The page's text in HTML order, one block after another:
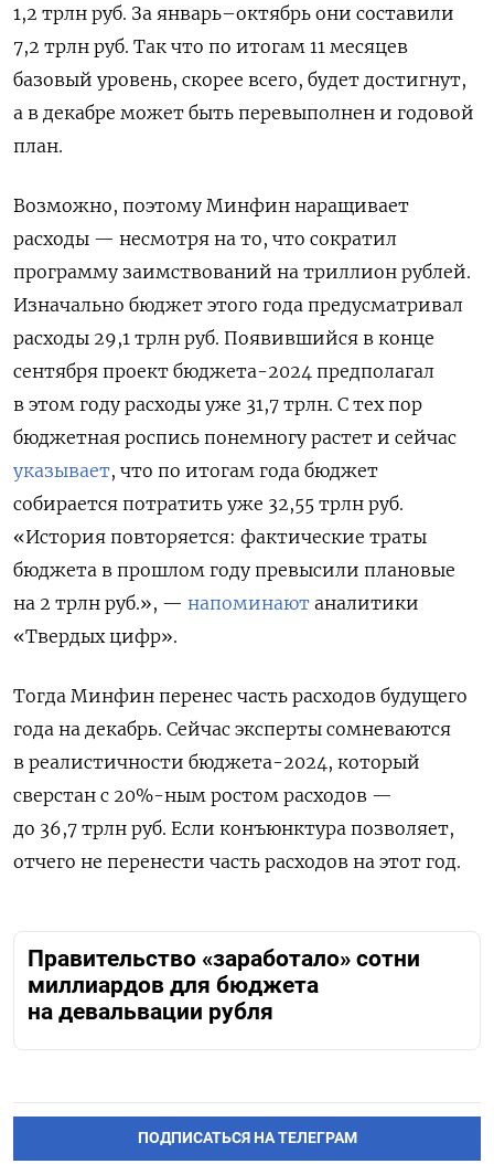
1,2 трлн руб. За январь–октябрь они составили
7,2 трлн руб. Так что по итогам 11 месяцев
базовый уровень, скорее всего, будет достигнут,
а в декабре может быть перевыполнен и годовой
план.
Возможно, поэтому Минфин наращивает
расходы — несмотря на то, что сократил
программу заимствований на триллион рублей.
Изначально бюджет этого года предусматривал
расходы 29,1 трлн руб. Появившийся в конце
сентября проект бюджета-2024 предполагал
в этом году расходы уже 31,7 трлн. С тех пор
бюджетная роспись понемногу растет и сейчас
указывает, что по итогам года бюджет
собирается потратить уже 32,55 трлн руб.
«История повторяется: фактические траты
бюджета в прошлом году превысили плановые
на 2 трлн руб.», — напоминают аналитики
«Твердых цифр».
Тогда Минфин перенес часть расходов будущего
года на декабрь. Сейчас эксперты сомневаются
в реалистичности бюджета-2024, который
сверстан с 20%-ным ростом расходов —
до 36,7 трлн руб. Если конъюнктура позволяет,
отчего не перенести часть расходов на этот год.
Правительство «заработало» сотни
миллиардов для бюджета
на девальвации рубля
ПОДПИСАТЬСЯ НА ТЕЛЕГРАМ